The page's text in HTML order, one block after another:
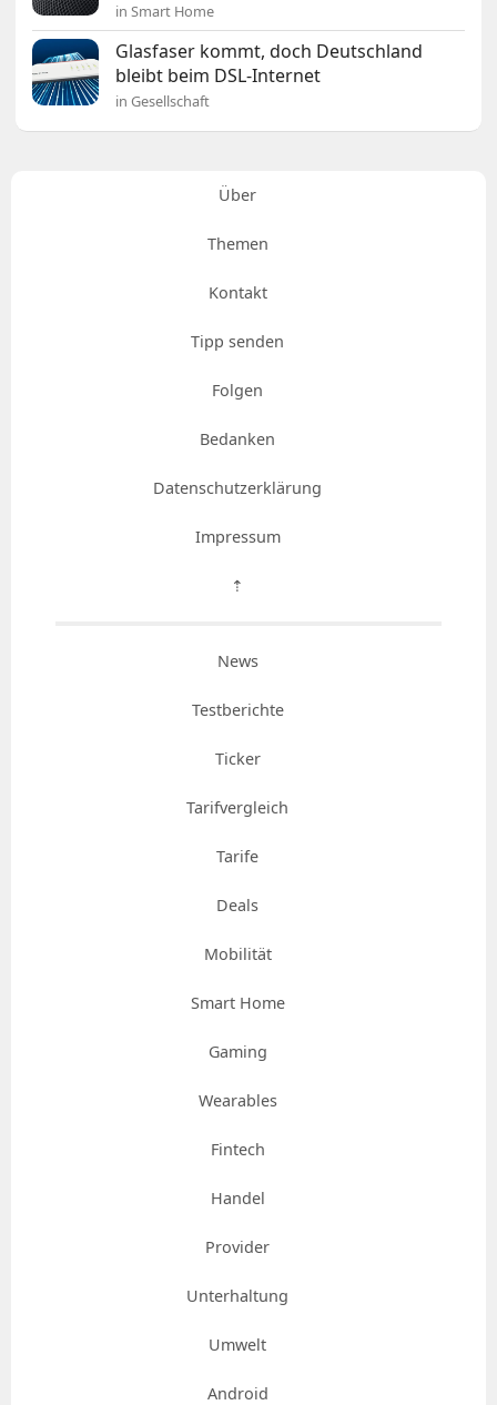
in Smart Home
Glasfaser kommt, doch Deutschland
bleibt beim DSL-Internet
in Gesellschaft
Über
Themen
Kontakt
Tipp senden
Folgen
Bedanken
Datenschutzerklärung
Impressum
⇡
News
Testberichte
Ticker
Tarifvergleich
Tarife
Deals
Mobilität
Smart Home
Gaming
Wearables
Fintech
Handel
Provider
Unterhaltung
Umwelt
Android